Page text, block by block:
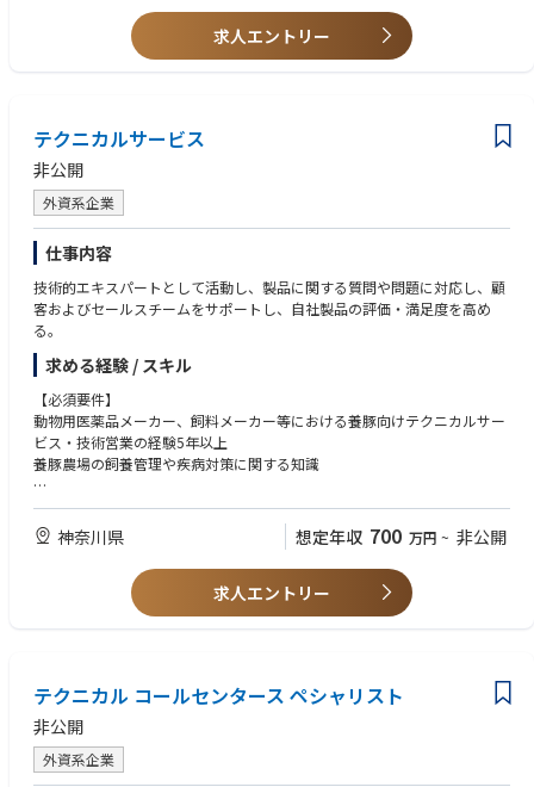
・Salesforce、Atlassian Jira等のCRMツールを用いて、サポート案件の管
・Microsoft SQL Server、Oracle、PostgreSQL等のデータベースについて
基本概念を理解し、
基本的な管理作業や効率的なSQLスクリプト作成を行う
・AWSやKubernetesなど、クラウド技術の基礎知識を活用しながら、技術
的な観点での支援を行う
・TechOps、開発部門（Development）、Professional Services等、関連
チームと連携し、顧客課題の迅速な解決を推進する
・問題の重大度に応じて、Helpdesk Team Leader、Support Manager、ま
たはDSAS Development Teamへ適切にエスカレーションする
・DSS製品に関するナレッジ記事・技術文書の作成／維持を行い、チーム
の知見を蓄積する
・Practical Process Improvement（PPI）ビジネスシステムを活用し、業
務の効率化・品質向上を継続的に推進する
・必要に応じて国内外への出張を行い、オンサイトでの顧客サポートを提
供する
・週末を含む柔軟なシフト対応を行い、安定したサポート提供に貢献する
・顧客の問題解決への直接的な貢献：ネットワーク/ソフトウェアの観点
から実装・運用上の課題を解決することで、
・幅広い製品や技術知識が習得できます：自社製品だけでなく多様なベン
ダー機器やネットワーク関連技術にも触れることで、
必要な時にサポートを受けやすく、成長を促す環境が生まれます。
求人エントリー
テクニカルサービス
非公開
外資系企業
仕事内容
技術的エキスパートとして活動し、製品に関する質問や問題に対応し、顧
客およびセールスチームをサポートし、自社製品の評価・満足度を高め
る。
求める経験 / スキル
【必須要件】
動物用医薬品メーカー、飼料メーカー等における養豚向けテクニカルサー
ビス・技術営業の経験5年以上
養豚農場の飼養管理や疾病対策に関する知識
【歓迎要件】
資格：獣医師資格、HACCP・JGAP審査員資格
養豚農場での勤務経験
神奈川県 想定年収 700 万円 ~ 非公開
求人エントリー
テクニカル コールセンタース ペシャリスト
非公開
外資系企業